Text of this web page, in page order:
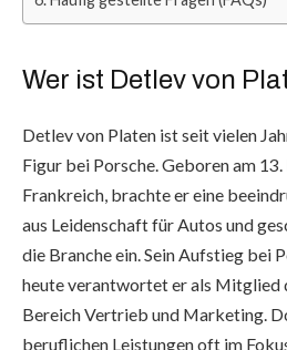
Wer ist Detlev von
Detlev von Platen ist seit vielen
Figur bei Porsche. Geboren am
Frankreich, brachte er eine
aus Leidenschaft für Autos und
die Branche ein. Sein Aufstieg bei
heute verantwortet er als Mitglied
Bereich Vertrieb und Marketing.
beruflichen Leistungen oft im